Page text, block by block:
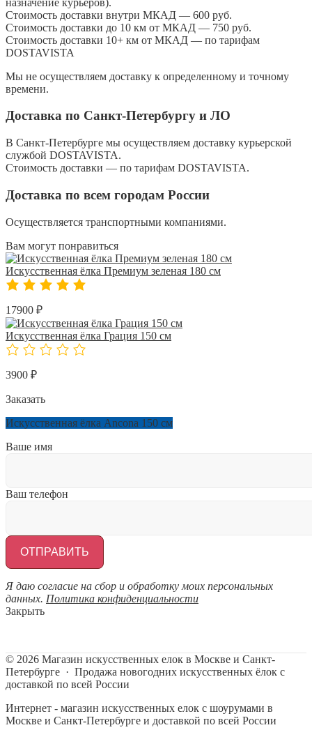
Стоимость доставки внутри МКАД — 600 руб.
Стоимость доставки до 10 км от МКАД — 750 руб.
Стоимость доставки 10+ км от МКАД — по тарифам
DOSTAVISTA
Мы не осуществляем доставку к определенному и точному
времени.
Доставка по Санкт-Петербургу и ЛО
В Санкт-Петербурге мы осуществляем доставку курьерской
службой DOSTAVISTA.
Стоимость доставки — по тарифам DOSTAVISTA.
Доставка по всем городам России
Осуществляется транспортными компаниями.
Вам могут понравиться
Искусственная ёлка Премиум зеленая 180 см
17900 ₽
Искусственная ёлка Грация 150 см
3900 ₽
Заказать
Искусственная ёлка Ancona 150 см
Ваше имя
Ваш телефон
Я даю согласие на сбор и обработку моих персональных
данных. Политика конфиденциальности
Закрыть
© 2026 Магазин искусственных елок в Москве и Санкт-
Петербурге · Продажа новогодних искусственных ёлок с
доставкой по всей России
Интернет - магазин искусственных елок с шоурумами в
Москве и Санкт-Петербурге и доставкой по всей России